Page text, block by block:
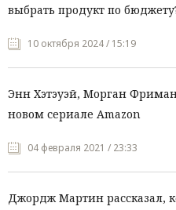
выбрать продукт по
10 октября 2024 / 15:19
Энн Хэтэуэй, Морган
новом сериале Amazon
04 февраля 2021 / 23:33
Джордж Мартин рассказал,